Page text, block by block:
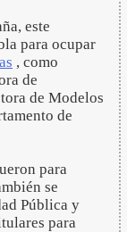
este
para ocupar
, como
de
de Modelos
de
para
se
Pública y
para